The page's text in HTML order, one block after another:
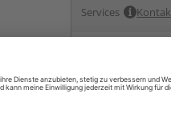
Services
Auf